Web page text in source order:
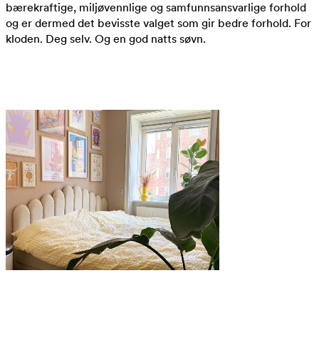
bærekraftige, miljøvennlige og samfunnsansvarlige forhold
og er dermed det bevisste valget som gir bedre forhold. For
kloden. Deg selv. Og en god natts søvn.